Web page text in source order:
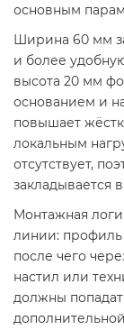
основным
Ширина 60 мм
и более
высота 20 мм
основанием и
повышает
локальным
отсутствует,
закладывается
Монтажная
линии: профиль
после чего
настил или
должны